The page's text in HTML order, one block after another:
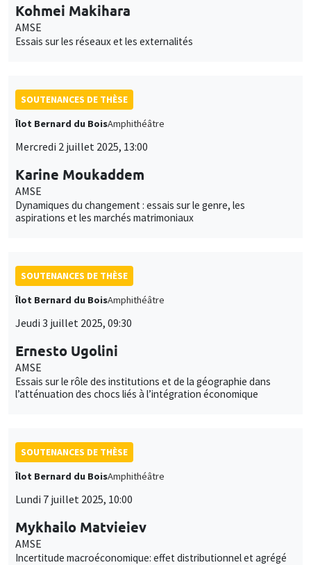
Kohmei Makihara
AMSE
Essais sur les réseaux et les externalités
SOUTENANCES DE THÈSE
Îlot Bernard du BoisAmphithéâtre
Mercredi 2 juillet 2025, 13:00
Karine Moukaddem
AMSE
Dynamiques du changement : essais sur le genre, les
aspirations et les marchés matrimoniaux
SOUTENANCES DE THÈSE
Îlot Bernard du BoisAmphithéâtre
Jeudi 3 juillet 2025, 09:30
Ernesto Ugolini
AMSE
Essais sur le rôle des institutions et de la géographie dans
l’atténuation des chocs liés à l’intégration économique
SOUTENANCES DE THÈSE
Îlot Bernard du BoisAmphithéâtre
Lundi 7 juillet 2025, 10:00
Mykhailo Matvieiev
AMSE
Incertitude macroéconomique: effet distributionnel et agrégé